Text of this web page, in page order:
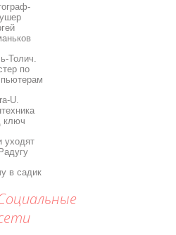
Толич.
по
U.
ключ
уходят
в садик